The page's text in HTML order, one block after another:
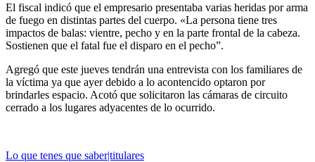
El fiscal indicó que el empresario presentaba varias heridas por arma
de fuego en distintas partes del cuerpo. «La persona tiene tres
impactos de balas: vientre, pecho y en la parte frontal de la cabeza.
Sostienen que el fatal fue el disparo en el pecho”.
Agregó que este jueves tendrán una entrevista con los familiares de
la víctima ya que ayer debido a lo acontencido optaron por
brindarles espacio. Acotó que solicitaron las cámaras de circuito
cerrado a los lugares adyacentes de lo ocurrido.
Lo que tenes que saber|titulares